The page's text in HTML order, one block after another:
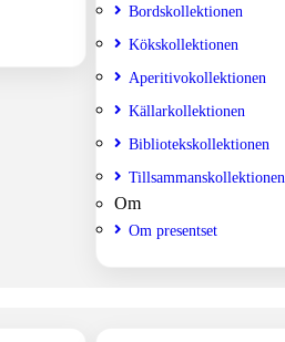
Bordskollektionen
Kökskollektionen
Aperitivokollektionen
Källarkollektionen
Bibliotekskollektionen
Tillsammanskollektionen
Om
Om presentset